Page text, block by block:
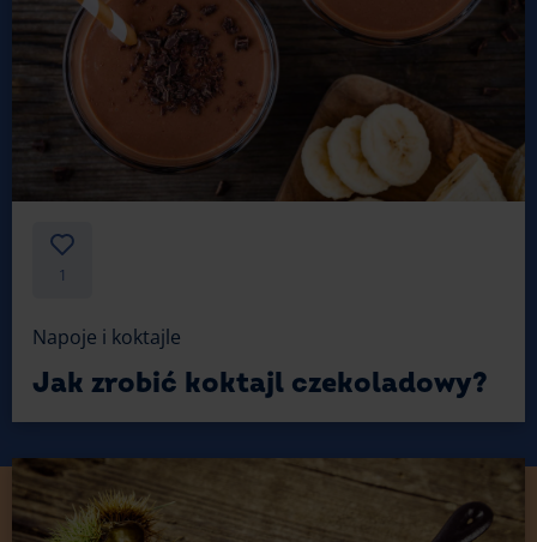
1
Napoje i koktajle
Jak zrobić koktajl czekoladowy?